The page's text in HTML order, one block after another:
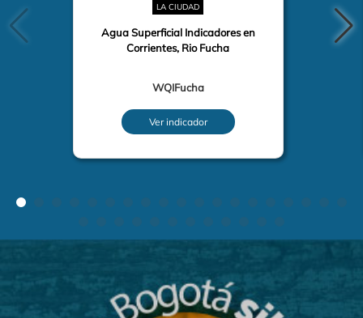
LA CIUDAD
Agua Superficial Indicadores en
Corrientes, Rio Fucha
WQIFucha
Ver indicador